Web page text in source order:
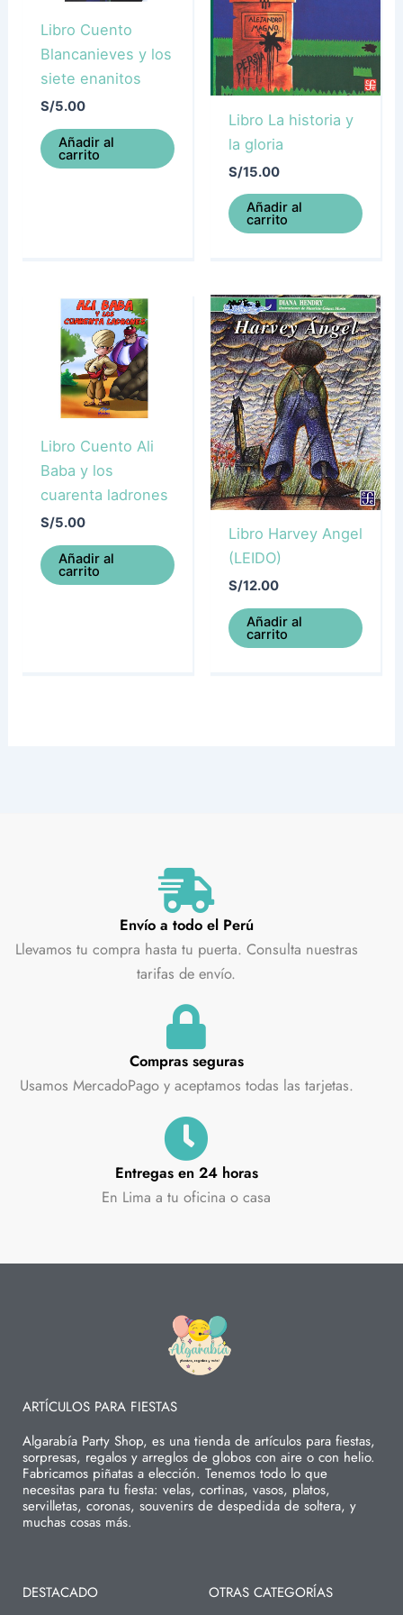
Libro Cuento
Blancanieves y los
siete enanitos
S/5.00
Añadir al
carrito
Libro La historia y
la gloria
S/15.00
Añadir al
carrito
Libro Cuento Ali
Baba y los
cuarenta ladrones
S/5.00
Añadir al
carrito
Libro Harvey Angel
(LEIDO)
S/12.00
Añadir al
carrito
Envío a todo el Perú
Llevamos tu compra hasta tu puerta. Consulta nuestras
tarifas de envío.
Compras seguras
Usamos MercadoPago y aceptamos todas las tarjetas.
Entregas en 24 horas
En Lima a tu oficina o casa
ARTÍCULOS PARA FIESTAS
Algarabía Party Shop, es una tienda de artículos para fiestas,
sorpresas, regalos y arreglos de globos con aire o con helio.
Fabricamos piñatas a elección. Tenemos todo lo que
necesitas para tu fiesta: velas, cortinas, vasos, platos,
servilletas, coronas, souvenirs de despedida de soltera, y
muchas cosas más.
DESTACADO OTRAS CATEGORÍAS